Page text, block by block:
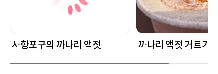
사항포구의 까나리 액젓 까나리 액젓 거르기